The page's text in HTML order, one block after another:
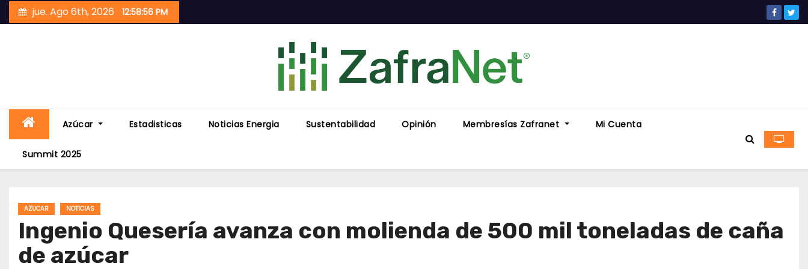
to
jue. Ago 6th, 2026 12:58:57 PM
Azúcar Estadisticas Noticias Energia Sustentabilidad Opinión Membresías Zafranet Mi Cuenta
Summit 2025
AZUCAR NOTICIAS
Ingenio Quesería avanza con molienda de 500 mil toneladas de caña
de azúcar